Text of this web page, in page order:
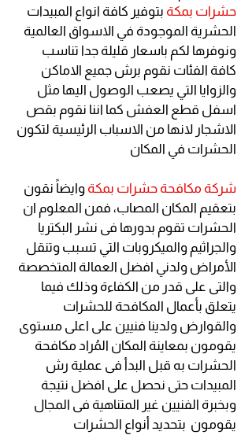
حشرات بمكة بتوفير كافة انواع المبيدات
الحشرية الموجودة في الاسواق العالمية
ونوفرها لكم باسعار قليلة جدا تناسب
كافة الفئات نقوم برش جميع الاماكن
والزوايا التي يصعب الوصول اليها مثل
اسفل قطع العفش كما اننا نقوم بقص
الاشجار لانها من الاسباب الرئيسية لتكون
الحشرات في المكان
شركة مكافحة حشرات بمكة وايضاً نقون
بتعقيم المكان المصاب، فمن المعلوم ان
الحشرات تقوم بدورها فى نشر البكتريا
والجراثيم والميكروبات التي تسبب وتنقل
الأمراض ولدني افضل العمالة المتخصصة
والتى على قدر من الكفاءة وذلك فيما
يتعلق بأعمال المكافحة للحشرات
والقوارض ولدينا فنيين على اعلى مستوى
يقومون بمعاينة المكان المُراد مكافحة
الحشرات به قبل البدأ فى عملية رش
المبيدات حتى نحصل على افضل نتيجة
وبخبرة الفنيين غير المتناهية فى المجال
يقومون بتحديد أنواع الحشرات